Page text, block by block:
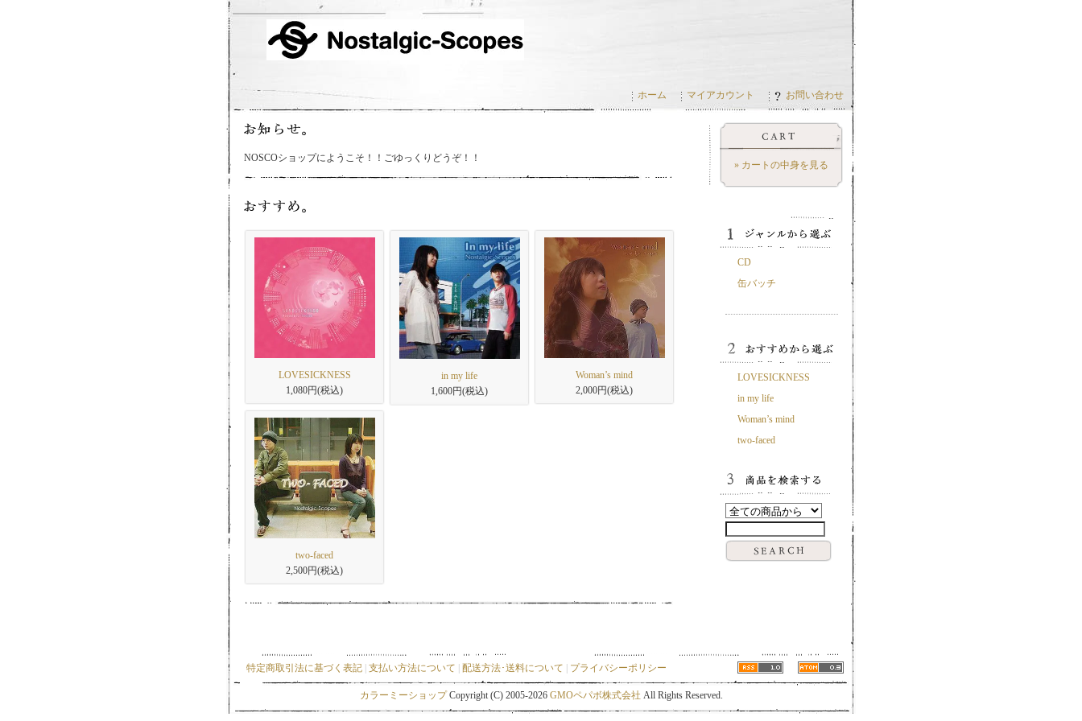
ホーム マイアカウント お問い合わせ
NOSCOショップにようこそ！！ごゆっくりどうぞ！！
LOVESICKNESS
1,080円(税込)
in my life
1,600円(税込)
Woman’s mind
2,000円(税込)
two-faced
2,500円(税込)
» カートの中身を見る
CD
缶バッチ
LOVESICKNESS
in my life
Woman’s mind
two-faced
特定商取引法に基づく表記 | 支払い方法について | 配送方法･送料について | プライバシーポリシー
カラーミーショップCopyright (C) 2005-2026 GMOペパボ株式会社 All Rights Reserved.